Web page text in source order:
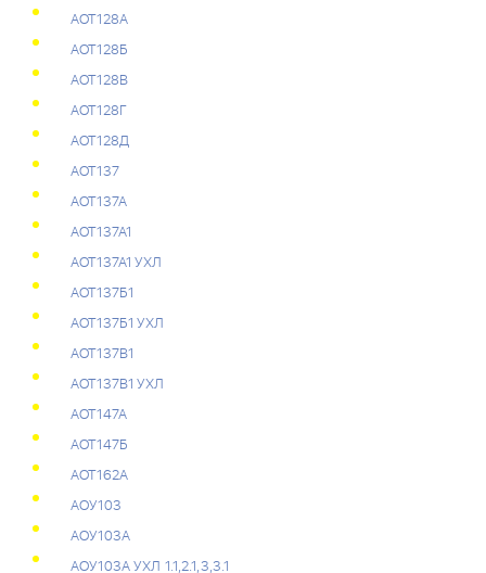
АОТ128А
АОТ128Б
АОТ128В
АОТ128Г
АОТ128Д
АОТ137
АОТ137А
АОТ137А1
АОТ137А1 УХЛ
АОТ137Б1
АОТ137Б1 УХЛ
АОТ137В1
АОТ137В1 УХЛ
АОТ147А
АОТ147Б
АОТ162А
АОУ103
АОУ103А
АОУ103А УХЛ 1.1,2.1,3,3.1